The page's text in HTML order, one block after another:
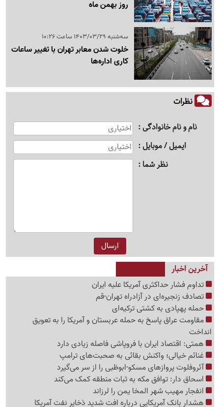
روز بهمن ماه
سه‌شنبه 1403/03/29 ساعت 10:26
خلوت شدن معابر تهران با تغییر ساعات
کاری اداره‌ها
نظرات
نام و نام خانوادگی
ایمیل / موبایل
نظر شما
آخرین اخبار
تداوم فشار حداکثری آمریکا علیه ایران
تصادف زنجیره‌ای در آزادراه تهران-قم
حمله پهپادی به کشتی ترکیه‌ای
مقاومت عراق پاسخ به حمله عربستان و آمریکا را به تعویق
انداخت
همتی: اقتصاد ایران با فروپاشی فاصله زیادی دارد
غنائم خیالی؛ واکنش بقائی به صحبت‌های ترامپ
آئروفلوت پروازهای مسکو-ابوظبی را از سر می‌گیرد
اسحاق دار: توافق مکه به ثبات منطقه کمک می‌کند
انفجار مهیب شهر المخا یمن را لرزاند
هشدار بانک آمریکایی درباره افت شدید ذخایر نفت آمریکا